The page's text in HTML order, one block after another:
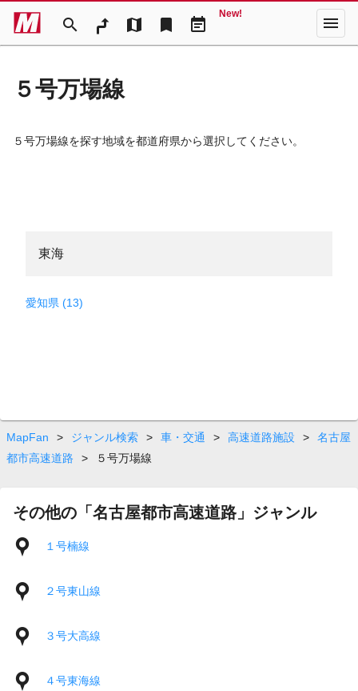
search map bookmark event_note
New! menu
５号万場線
５号万場線を探す地域を都道府県から選択してください。
東海
愛知県 (13)
MapFan > ジャンル検索 > 車・交通 > 高速道路施設 >
名古屋
都市高速道路
> ５号万場線
その他の「名古屋都市高速道路」ジャンル
１号楠線
２号東山線
３号大高線
４号東海線